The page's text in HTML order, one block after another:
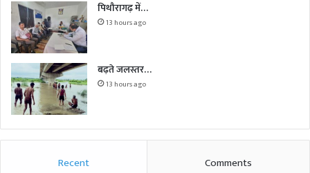
पिथौरागढ़ में…
13 hours ago
बढ़ते जलस्तर…
13 hours ago
Recent Comments